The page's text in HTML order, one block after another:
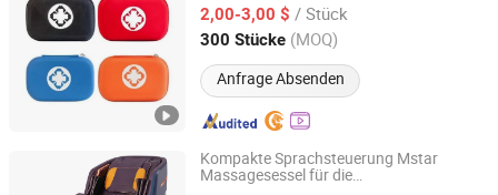
2,00-3,00 $ / Stück
300 Stücke (MOQ)
Anfrage Absenden
Zhejiang, China Seit 2021
Kompakte Sprachsteuerung Mstar
Massagesessel für die
Hefei Morningstar Healthmate Fitness Co., Ltd.